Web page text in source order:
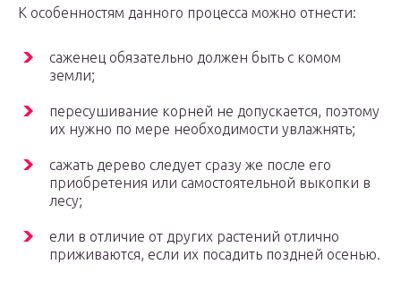
К особенностям данного процесса можно отнести:
саженец обязательно должен быть с комом
земли;
пересушивание корней не допускается, поэтому
их нужно по мере необходимости увлажнять;
сажать дерево следует сразу же после его
приобретения или самостоятельной выкопки в
лесу;
ели в отличие от других растений отлично
приживаются, если их посадить поздней осенью.